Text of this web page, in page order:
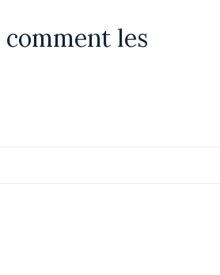
les